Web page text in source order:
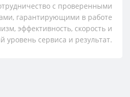
с проверенными
гарантирующими в работе
эффективность, скорость и
уровень сервиса и результат.